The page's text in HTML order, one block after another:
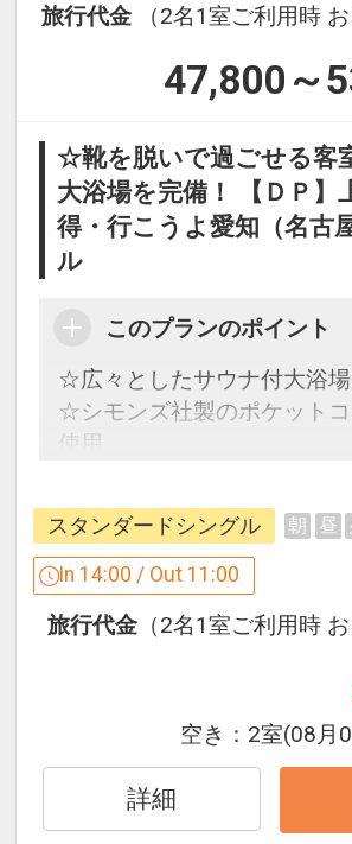
旅行代金
（2名1室ご利用時
47,800～
☆靴を脱いで過ごせる客
大浴場を完備！ 【ＤＰ】
得・行こうよ愛知（名古
ル
このプランのポイント
☆広々としたサウナ付大浴
☆シモンズ社製のポケット
使用
【ホテルのおもてなし】
●ラウンジにてウェルカムド
ルフサービス(14:00～23:00)
※提供時間は変更になる場合
す。
「食事なしプラン」と「朝
をご用意しています。
●「食事なしプラン」と「朝
スタンダードシングル 朝 昼
In 14:00 / Out 11:00
旅行代金 （2名1室ご利用時
空き： 2室(08月
詳細